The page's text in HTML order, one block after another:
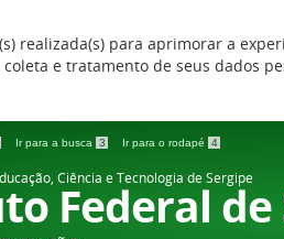
realizada(s) para aprimorar a
e tratamento de seus dados
Ir para a busca 3 Ir para o rodapé 4
Ciência e Tecnologia de Sergipe
Federal de